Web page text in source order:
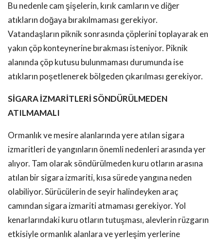
Bu nedenle cam şişelerin, kırık camların ve diğer
atıkların doğaya bırakılmaması gerekiyor.
Vatandaşların piknik sonrasında çöplerini toplayarak en
yakın çöp konteynerine bırakması isteniyor. Piknik
alanında çöp kutusu bulunmaması durumunda ise
atıkların poşetlenerek bölgeden çıkarılması gerekiyor.
SİGARA İZMARİTLERİ SÖNDÜRÜLMEDEN
ATILMAMALI
Ormanlık ve mesire alanlarında yere atılan sigara
izmaritleri de yangınların önemli nedenleri arasında yer
alıyor. Tam olarak söndürülmeden kuru otların arasına
atılan bir sigara izmariti, kısa sürede yangına neden
olabiliyor. Sürücülerin de seyir halindeyken araç
camından sigara izmariti atmaması gerekiyor. Yol
kenarlarındaki kuru otların tutuşması, alevlerin rüzgarın
etkisiyle ormanlık alanlara ve yerleşim yerlerine